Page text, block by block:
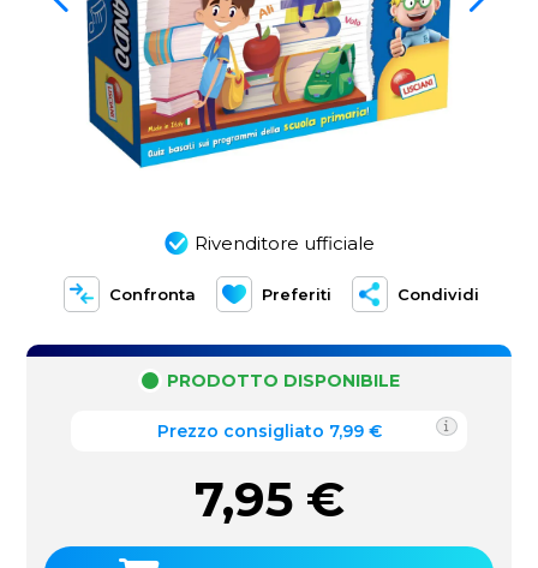
Rivenditore ufficiale
Confronta Preferiti Condividi
PRODOTTO DISPONIBILE
Prezzo consigliato 7,99 €
7,95 €